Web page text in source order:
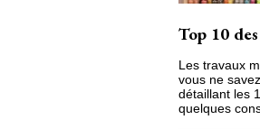
Top 10
Les travaux
vous ne
détaillant les
quelques